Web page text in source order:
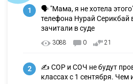
1
🗣 "Мама, я не хотела
телефона Нурай Серикбай
зачитали в суде
3088 0 21
2
✍️ СОР и СОЧ не будут
классах с 1 сентября. Чем